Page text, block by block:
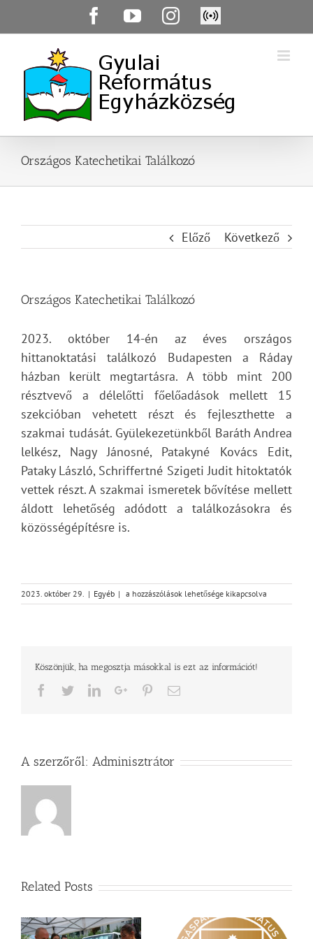
FacebookYouTubeInstagram
Élő
közvetítés
Országos Katechetikai Találkozó
Előző Következő
Országos Katechetikai Találkozó
2023. október 14-én az éves országos
hittanoktatási találkozó Budapesten a Ráday
házban került megtartásra. A több mint 200
résztvevő a délelőtti főelőadások mellett 15
szekcióban vehetett részt és fejleszthette a
szakmai tudását. Gyülekezetünkből Baráth Andrea
lelkész, Nagy Jánosné, Patakyné Kovács Edit,
Pataky László, Schriffertné Szigeti Judit hitoktatók
vettek részt. A szakmai ismeretek bővítése mellett
áldott lehetőség adódott a találkozásokra és
közösségépítésre is.
2023. október 29. | Egyéb | Országos
Katechetikai
a hozzászólások lehetősége kikapcsolva
Köszönjük, ha megosztja másokkal is ezt az információt!
Facebook
TwitterLinkedInGoogle+PinterestEmail
A szerzőről: Adminisztrátor
Related Posts